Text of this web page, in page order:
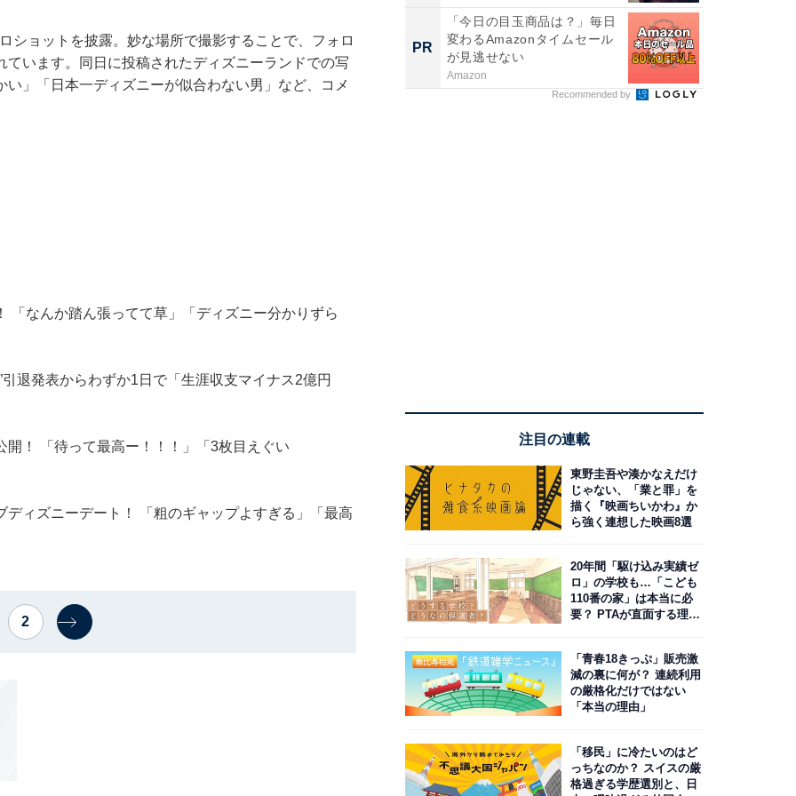
ショットを披露。妙な場所で撮影することで、フォロ
います。同日に投稿されたディズニーランドでの写
」「日本一ディズニーが似合わない男」など、コメ
「なんか踏ん張ってて草」「ディズニー分かりずら
退発表からわずか1日で「生涯収支マイナス2億円
！ 「待って最高ー！！！」「3枚目えぐい
ィズニーデート！ 「粗のギャップよすぎる」「最高
2
PR
「今日の目玉商品は？」毎日
変わるAmazonタイムセール
が見逃せない
Amazon
Recommended by
注目の連載
東野圭吾や湊かなえだけ
じゃない、「業と罪」を
描く『映画ちいかわ』か
ら強く連想した映画8選
20年間「駆け込み実績ゼ
ロ」の学校も…「こども
110番の家」は本当に必
要？ PTAが直面する理想
「青春18きっぷ」販売激
減の裏に何が？ 連続利用
の厳格化だけではない
「本当の理由」
「移民」に冷たいのはど
っちなのか？ スイスの厳
格過ぎる学歴選別と、日